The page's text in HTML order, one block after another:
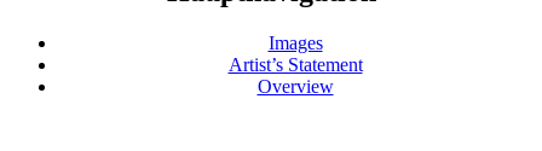
Images
Artist’s Statement
Overview